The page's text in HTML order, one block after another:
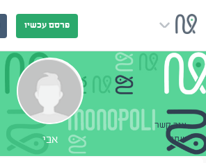
פרסם עכשיו
צור קשר
שתף
אבי